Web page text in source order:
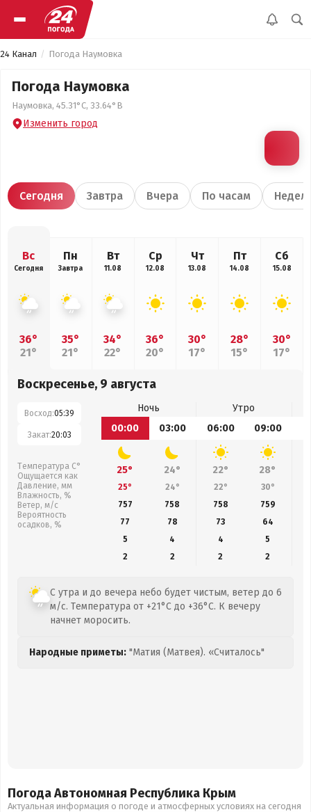
24 Канал Погода Наумовка
Погода Наумовка
Наумовка, 45.31°С, 33.64°В
Изменить город
Сегодня Завтра Вчера По часам
Вс
Сегодня
36°
21°
Пн
Завтра
35°
21°
Вт
11.08
34°
22°
Ср
12.08
36°
20°
Чт
13.08
30°
17°
Пт
14.08
28°
15°
Сб
15.08
30°
17°
Воскресенье, 9 августа
Восход:05:39
Закат:20:03
Температура С°
Ощущается как
Давление, мм
Влажность, %
Ветер, м/с
Вероятность
осадков, %
Ночь
Утро
00:00
03:00 06:00 09:00
25° 24° 22° 28°
25° 24° 22° 30°
757
758 758 759
77
78 73
64
5
4 4
5
2
2 2 2
С утра и до вечера небо будет чистым, ветер до 6
м/с. Температура от +21°C до +36°C. К вечеру
начнет моросить.
Народные приметы: "Матия (Матвея). «Считалось"
Погода Автономная Республика Крым
Актуальная информация о погоде и атмосферных условиях на сегодня